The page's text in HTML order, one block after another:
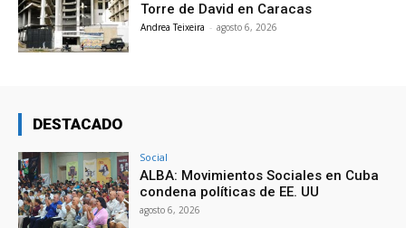
Torre de David en Caracas
Andrea Teixeira - agosto 6, 2026
DESTACADO
Social
ALBA: Movimientos Sociales en Cuba
condena políticas de EE. UU
agosto 6, 2026